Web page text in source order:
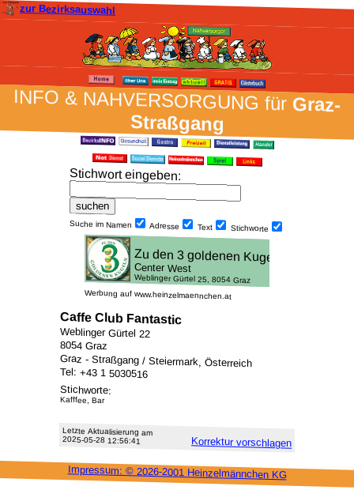
zur Bezirksauswahl
INFO & NAH­VER­SORG­UNG fürGraz-
Straßgang
Stich­wort ein­geben:
Suche im Namen Adresse Text Stich­worte
Werbung auf www.heinzelmaennchen.at
Caffe Club Fantastic
Weblinger Gürtel 22
8054 Graz
Graz - Straßgang / Steiermark, Österreich
Tel: +43 1 5030516
Stichworte:
Kafffee, Bar
Letzte Aktu­alisie­rung am
2025-05-28 12:56:41 Korrektur vor­schlagen
Impressum: © 2026-2001 Heinzel­männchen KG